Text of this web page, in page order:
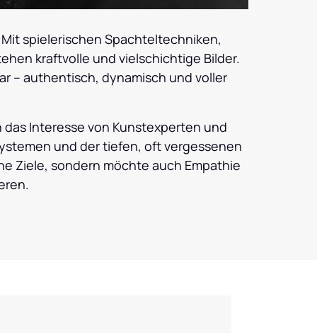
spielerischen Spachteltechniken,
kraftvolle und vielschichtige Bilder.
– authentisch, dynamisch und voller
Interesse von Kunstexperten und
und der tiefen, oft vergessenen
Ziele, sondern möchte auch Empathie